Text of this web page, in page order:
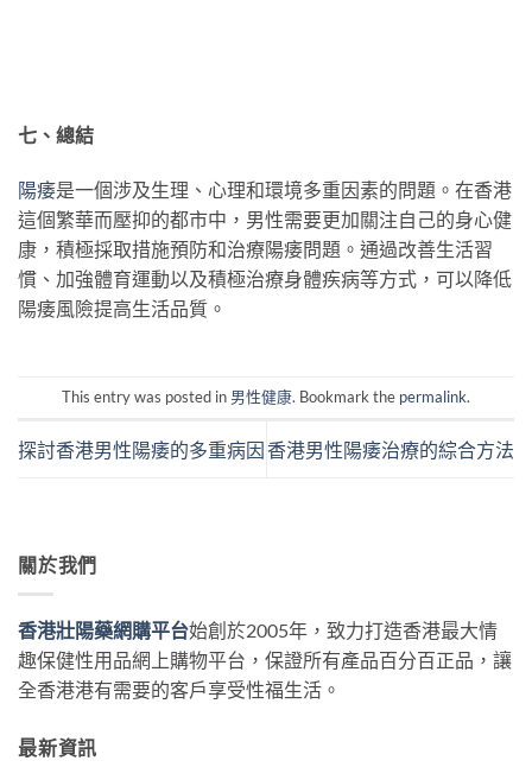
七、總結
陽痿是一個涉及生理、心理和環境多重因素的問題。在香港
這個繁華而壓抑的都市中，男性需要更加關注自己的身心健
康，積極採取措施預防和治療陽痿問題。通過改善生活習
慣、加強體育運動以及積極治療身體疾病等方式，可以降低
陽痿風險提高生活品質。
This entry was posted in 男性健康. Bookmark the permalink.
探討香港男性陽痿的多重病因香港男性陽痿治療的綜合方法
關於我們
香港壯陽藥網購平台始創於2005年，致力打造香港最大情
趣保健性用品網上購物平台，保證所有產品百分百正品，讓
全香港港有需要的客戶享受性福生活。
最新資訊